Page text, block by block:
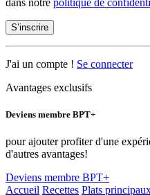
dans notre politique de
S’inscrire
J'ai un compte ! Se connecter
Avantages exclusifs
Deviens membre BPT+
pour ajouter profiter d'une
d'autres avantages!
Deviens membre BPT+
Accueil Recettes Plats